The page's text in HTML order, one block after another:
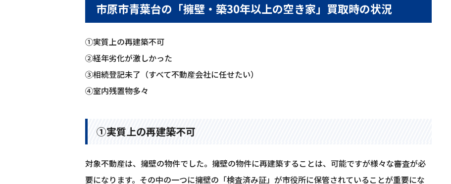
市原市青葉台の「擁壁・築30年以上の空き家」買取時の状況
①実質上の再建築不可
➁経年劣化が激しかった
③相続登記未了（すべて不動産会社に任せたい）
④室内残置物多々
①実質上の再建築不可
対象不動産は、擁壁の物件でした。擁壁の物件に再建築することは、可能ですが様々な審査が必
要になります。その中の一つに擁壁の「検査済み証」が市役所に保管されていることが重要にな